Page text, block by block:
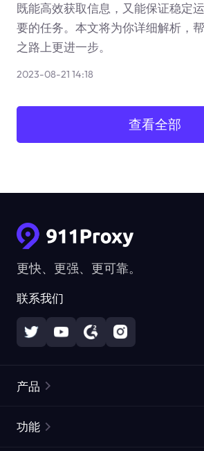
既能高效获取信息，又能保证稳定
要的任务。本文将为你详细解析，
之路上更进一步。
2023-08-21 14:18
查看全部
更快、更强、更可靠。
联系我们
产品
功能